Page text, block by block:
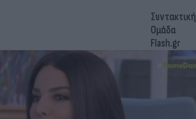
Συντακτική
Ομάδα
Flash.gr